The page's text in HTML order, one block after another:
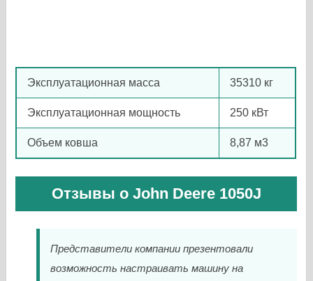
Эксплуатационная масса 35310 кг
Эксплуатационная мощность 250 кВт
Объем ковша 8,87 м3
Отзывы о John Deere 1050J
Представители компании презентовали
возможность настраивать машину на